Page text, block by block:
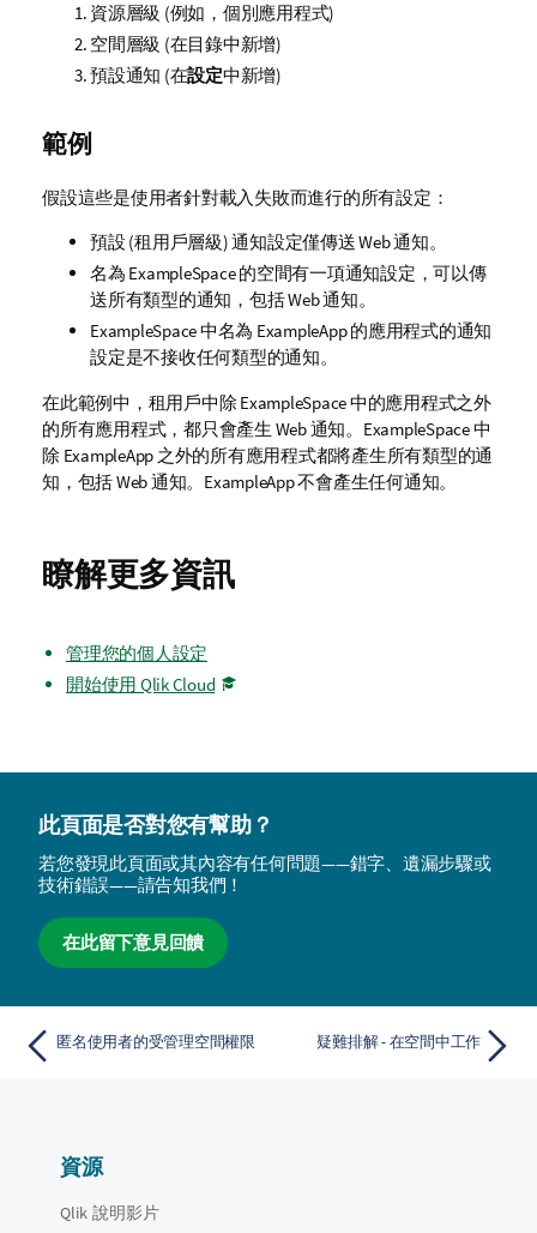
資源層級 (例如，個別應用程式)
空間層級 (在目錄中新增)
預設通知 (在設定中新增)
範例
假設這些是使用者針對載入失敗而進行的所有設定：
預設 (租用戶層級) 通知設定僅傳送 Web 通知。
名為 ExampleSpace的空間有一項通知設定，可以傳
送所有類型的通知，包括 Web 通知。
ExampleSpace中名為 ExampleApp的應用程式的通知
設定是不接收任何類型的通知。
在此範例中，租用戶中除ExampleSpace中的應用程式之外
的所有應用程式，都只會產生 Web 通知。 ExampleSpace中
除 ExampleApp 之外的所有應用程式都將產生所有類型的通
知，包括 Web 通知。 ExampleApp不會產生任何通知。
瞭解更多資訊
管理您的個人設定
開始使用 Qlik Cloud
此頁面是否對您有幫助？
若您發現此頁面或其內容有任何問題——錯字、遺漏步驟或
技術錯誤——請告知我們！
在此留下意見回饋
匿名使用者的受管理空間權限 疑難排解 - 在空間中工作
資源
Qlik 說明影片